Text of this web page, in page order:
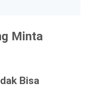
Minta
Bisa